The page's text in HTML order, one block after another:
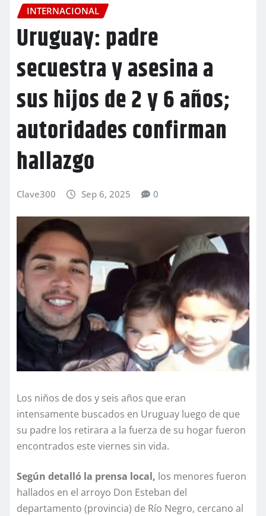
INTERNACIONAL
Uruguay: padre
secuestra y asesina a
sus hijos de 2 y 6 años;
autoridades confirman
hallazgo
Clave300 Sep 6, 2025 0
Los niños de dos y seis años que eran
intensamente buscados en Uruguay luego de que
su padre los retirara a la fuerza de su hogar fueron
encontrados este viernes sin vida.
Según detalló la prensa local, los menores fueron
hallados en el arroyo Don Esteban del
departamento (provincia) de Río Negro, cercano al